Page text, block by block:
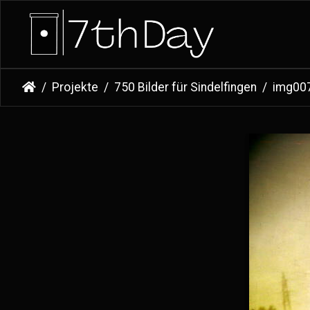
Projekte 750 Bilder für Sindelfingen